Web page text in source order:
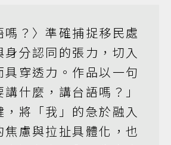
？〉準確捕捉移民處
分認同的張力，切入
具穿透力。作品以一句
講什麼，講台語嗎？」
，將「我」的急於融入
焦慮與拉扯具體化，也